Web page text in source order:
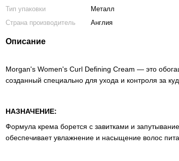
Тип упаковки
Металл
Страна производитель
Англия
Описание
Morgan's Women's Curl Defining Cream — это
созданный специально для ухода и контроля за
НАЗНАЧЕНИЕ:
Формула крема борется с завитками и
обеспечивает увлажнение и насыщение волос